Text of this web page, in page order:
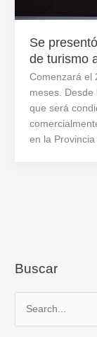
Se
de turismo
Comenzará el
meses. Desde
que será
en la Provincia
Buscar